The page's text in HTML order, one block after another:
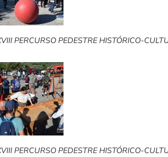
PERCURSO PEDESTRE HISTÓRICO-
PERCURSO PEDESTRE HISTÓRICO-